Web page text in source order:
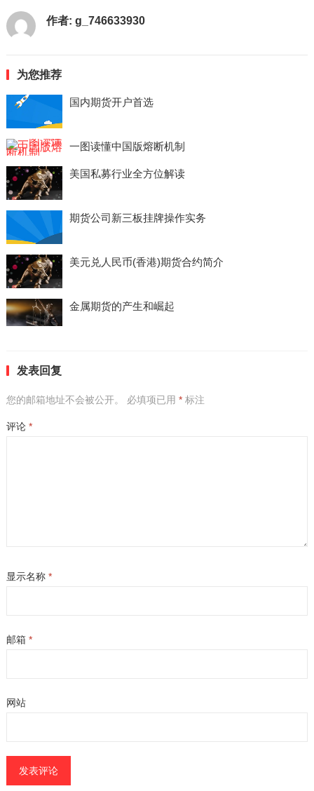
作者: g_746633930
为您推荐
国内期货开户首选
一图读懂中国版熔断机制
美国私募行业全方位解读
期货公司新三板挂牌操作实务
美元兑人民币(香港)期货合约简介
金属期货的产生和崛起
发表回复
您的邮箱地址不会被公开。 必填项已用 *标注
评论 *
显示名称 *
邮箱 *
网站